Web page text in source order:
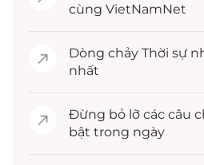
cùng VietNamNet
Dòng chảy Thời sự
nhất
Đừng bỏ lỡ các câu
bật trong ngày